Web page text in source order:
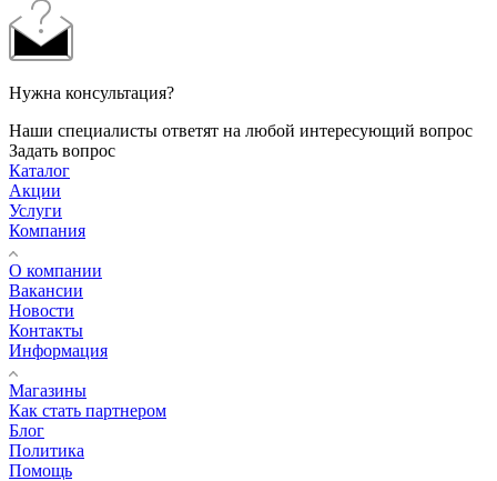
Нужна консультация?
Наши специалисты ответят на любой интересующий вопрос
Задать вопрос
Каталог
Акции
Услуги
Компания
О компании
Вакансии
Новости
Контакты
Информация
Магазины
Как стать партнером
Блог
Политика
Помощь